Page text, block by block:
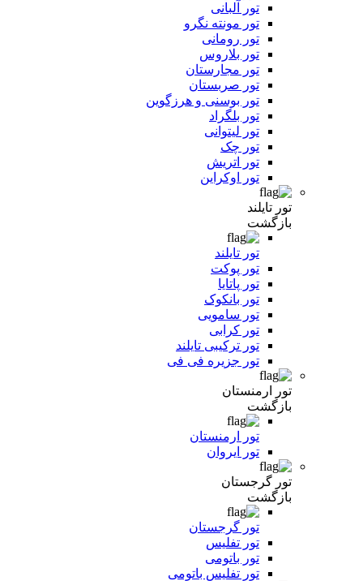
تور آلبانی
تور مونته نگرو
تور رومانی
تور بلاروس
تور مجارستان
تور صربستان
تور بوسنی و هرزگوین
تور بلگراد
تور لیتوانی
تور چک
تور اتریش
تور اوکراین
تور تایلند
بازگشت
تور تایلند
تور پوکت
تور پاتایا
تور بانکوک
تور سامویی
تور کرابی
تور ترکیبی تایلند
تور جزیره فی فی
تور ارمنستان
بازگشت
تور ارمنستان
تور ایروان
تور گرجستان
بازگشت
تور گرجستان
تور تفلیس
تور باتومی
تور تفلیس باتومی